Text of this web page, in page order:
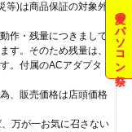
等)は商品保証の対象外
作・残量につきまして
す。そのため残量は、
。付属のACアダプタ
、販売価格は店頭価格
万が一お気に召さない
夏のパソコン祭